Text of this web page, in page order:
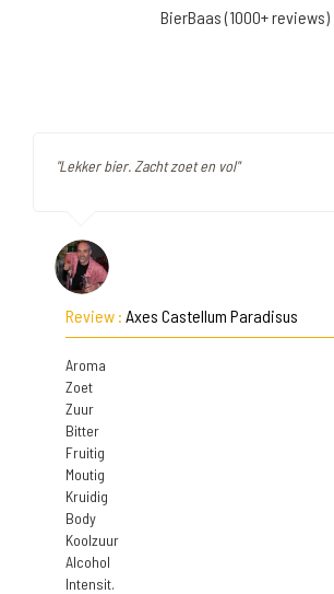
BierBaas (1000+ reviews)
"Lekker bier. Zacht zoet en vol"
Review : Axes Castellum Paradisus
Aroma
Zoet
Zuur
Bitter
Fruitig
Moutig
Kruidig
Body
Koolzuur
Alcohol
Intensit.